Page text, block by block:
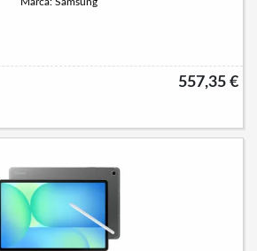
557,35 €